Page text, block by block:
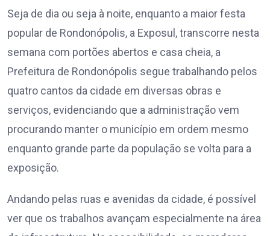
Seja de dia ou seja à noite, enquanto a maior festa
popular de Rondonópolis, a Exposul, transcorre nesta
semana com portões abertos e casa cheia, a
Prefeitura de Rondonópolis segue trabalhando pelos
quatro cantos da cidade em diversas obras e
serviços, evidenciando que a administração vem
procurando manter o município em ordem mesmo
enquanto grande parte da população se volta para a
exposição.
Andando pelas ruas e avenidas da cidade, é possível
ver que os trabalhos avançam especialmente na área